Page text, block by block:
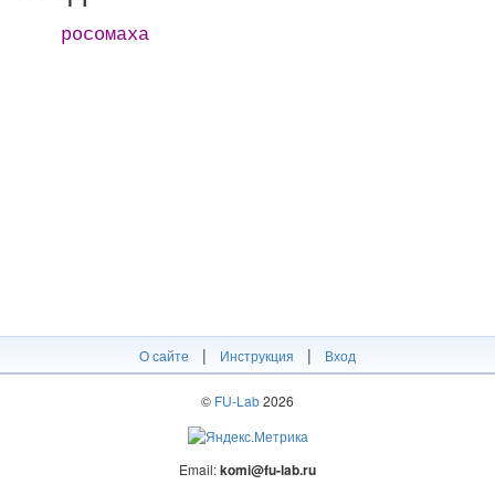
росомаха
О сайте | Инструкция | Вход
© FU-Lab2026
Email:komi@fu-lab.ru